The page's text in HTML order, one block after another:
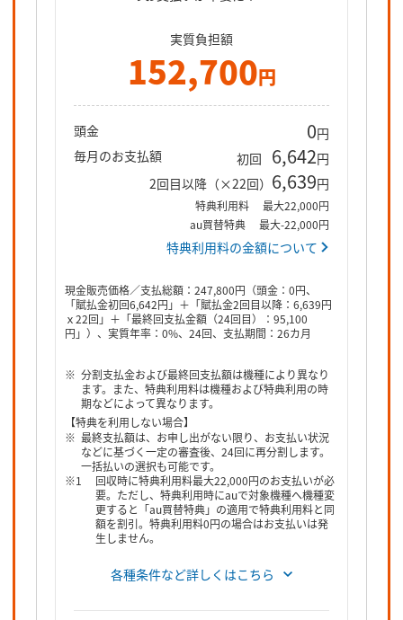
実質負担額
152,700円
頭金 0円
毎月のお支払額
初回 6,642円
2回目以降（×22回） 6,639円
特典利用料
最大22,000円
au買替特典
最大-22,000円
特典利用料の金額について
現金販売価格／支払総額：247,800円（頭金：0円、
「賦払金初回6,642円」＋「賦払金2回目以降：6,639円
ｘ22回」＋「最終回支払金額（24回目）：95,100
円」）、実質年率：0%、24回、支払期間：26カ月
分割支払金および最終回支払額は機種により異なり
ます。また、特典利用料は機種および特典利用の時
期などによって異なります。
【特典を利用しない場合】
最終支払額は、お申し出がない限り、お支払い状況
などに基づく一定の審査後、24回に再分割します。
一括払いの選択も可能です。
回収時に特典利用料最大22,000円のお支払いが必
要。ただし、特典利用時にauで対象機種へ機種変
更すると「au買替特典」の適用で特典利用料と同
額を割引。特典利用料0円の場合はお支払いは発
生しません。
各種条件など詳しくはこちら